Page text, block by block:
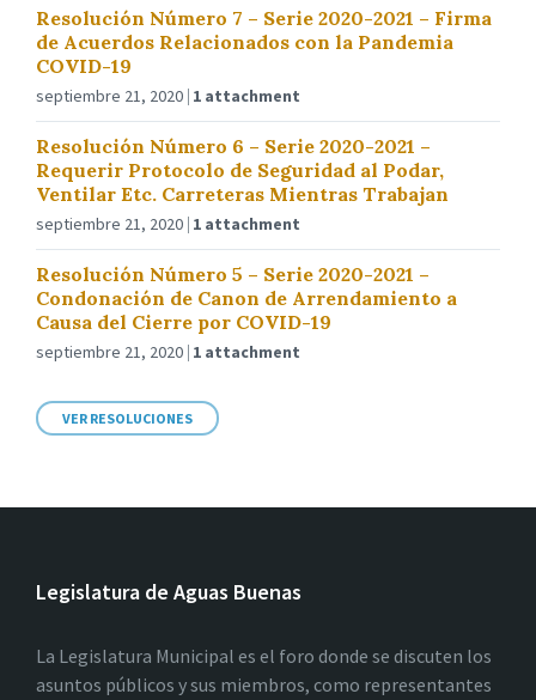
Resolución Número 7 – Serie 2020-2021 – Firma
de Acuerdos Relacionados con la Pandemia
COVID-19
septiembre 21, 2020 1 attachment
Resolución Número 6 – Serie 2020-2021 –
Requerir Protocolo de Seguridad al Podar,
Ventilar Etc. Carreteras Mientras Trabajan
septiembre 21, 2020 1 attachment
Resolución Número 5 – Serie 2020-2021 –
Condonación de Canon de Arrendamiento a
Causa del Cierre por COVID-19
septiembre 21, 2020 1 attachment
VER RESOLUCIONES
Legislatura de Aguas Buenas
La Legislatura Municipal es el foro donde se discuten los
asuntos públicos y sus miembros, como representantes